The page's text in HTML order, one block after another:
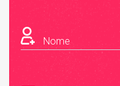
Nome